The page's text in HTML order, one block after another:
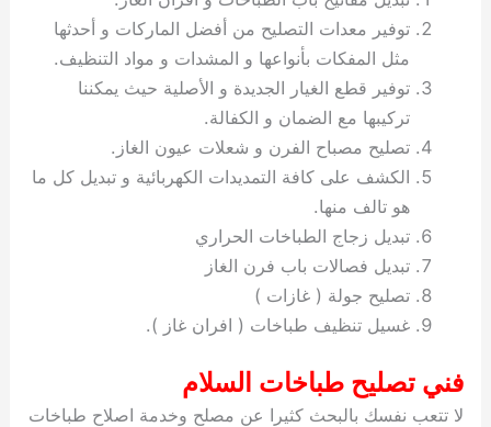
توفير معدات التصليح من أفضل الماركات و أحدثها
مثل المفكات بأنواعها و المشدات و مواد التنظيف.
توفير قطع الغيار الجديدة و الأصلية حيث يمكننا
تركيبها مع الضمان و الكفالة.
تصليح مصباح الفرن و شعلات عيون الغاز.
الكشف على كافة التمديدات الكهربائية و تبديل كل ما
هو تالف منها.
تبديل زجاج الطباخات الحراري
تبديل فصالات باب فرن الغاز
تصليح جولة ( غازات )
غسيل تنظيف طباخات ( افران غاز ).
فني تصليح طباخات السلام
لا تتعب نفسك بالبحث كثيرا عن مصلح وخدمة اصلاح طباخات